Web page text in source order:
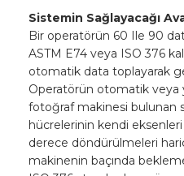
Sistemin Sağlayacağı
Bir operatörün 60 Ile 90
ASTM E74 veya ISO 376
otomatik data toplayarak
Operatörün otomatik
fotoğraf makinesi bulunan
hücrelerinin kendi eksenleri
derece döndürülmeleri
makinenin baçında